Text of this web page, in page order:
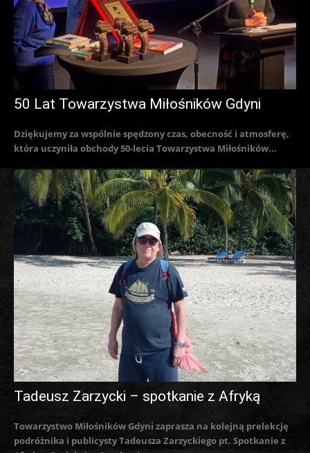
50 Lat Towarzystwa Miłośników Gdyni
Dziękujemy za wspólnie spędzony czas, obecność i atmosferę,
która uczyniła obchody 50-lecia Towarzystwa Miłośników...
Tadeusz Zarzycki – spotkanie z Afryką
Towarzystwo Miłośników Gdyni zaprasza na kolejną prelekcję
podróżnika i publicysty Tadeusza Zarzyckiego pt. Spotkanie z